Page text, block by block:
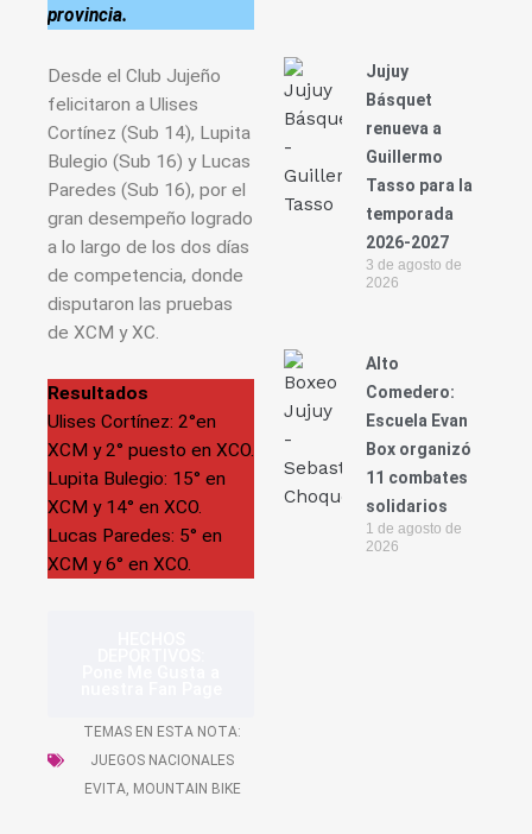
provincia.
Desde el Club Jujeño
felicitaron a Ulises
Cortínez (Sub 14), Lupita
Bulegio (Sub 16) y Lucas
Paredes (Sub 16), por el
gran desempeño logrado
a lo largo de los dos días
de competencia, donde
disputaron las pruebas
de XCM y XC.
Resultados
Ulises Cortínez: 2°en
XCM y 2° puesto en XCO.
Lupita Bulegio: 15° en
XCM y 14° en XCO.
Lucas Paredes: 5° en
XCM y 6° en XCO.
TEMAS EN ESTA NOTA:
JUEGOS NACIONALES
EVITA, MOUNTAIN BIKE
Jujuy
Básquet
renueva a
Guillermo
Tasso para la
temporada
2026-2027
3 de agosto de
2026
Alto
Comedero:
Escuela Evan
Box organizó
11 combates
solidarios
1 de agosto de
2026